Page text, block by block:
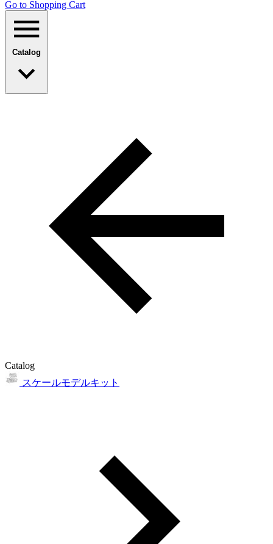
Go to Shopping Сart
Catalog
Catalog
スケールモデルキット